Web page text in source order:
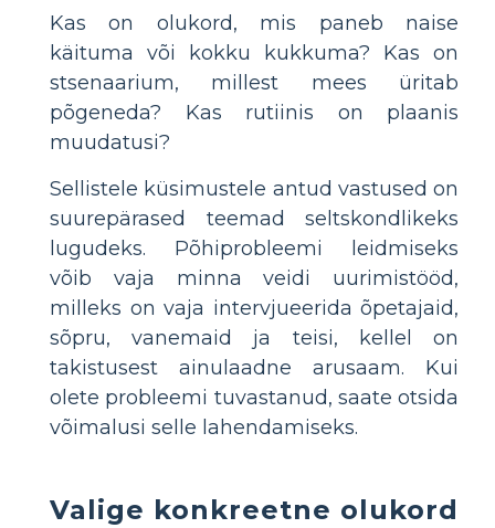
Kas on olukord, mis paneb naise
käituma või kokku kukkuma? Kas on
stsenaarium, millest mees üritab
põgeneda? Kas rutiinis on plaanis
muudatusi?
Sellistele küsimustele antud vastused on
suurepärased teemad seltskondlikeks
lugudeks. Põhiprobleemi leidmiseks
võib vaja minna veidi uurimistööd,
milleks on vaja intervjueerida õpetajaid,
sõpru, vanemaid ja teisi, kellel on
takistusest ainulaadne arusaam. Kui
olete probleemi tuvastanud, saate otsida
võimalusi selle lahendamiseks.
Valige konkreetne olukord